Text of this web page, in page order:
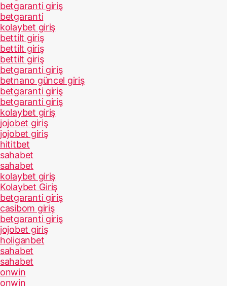
betgaranti giriş
betgaranti
kolaybet giriş
bettilt giriş
bettilt giriş
bettilt giriş
betgaranti giriş
betnano güncel giriş
betgaranti giriş
betgaranti giriş
kolaybet giriş
jojobet giriş
jojobet giriş
hititbet
sahabet
sahabet
kolaybet giriş
Kolaybet Giriş
betgaranti giriş
casibom giriş
betgaranti giriş
jojobet giriş
holiganbet
sahabet
sahabet
onwin
onwin